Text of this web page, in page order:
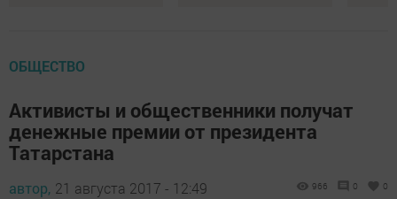
ОБЩЕСТВО
Активисты и общественники получат
денежные премии от президента
Татарстана
автор, 21 августа 2017 - 12:49 966 0 0